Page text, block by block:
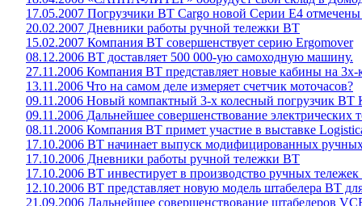
17.05.2007 Погрузчики ВТ Cargo новой Серии Е4
20.02.2007 Дневники работы ручной тележки ВТ
15.02.2007 Компания BT совершенствует серию Ergomover
08.12.2006 BT доставляет 500 000-ую самоходную машину.
27.11.2006 Компания BT представляет новые кабины на
13.11.2006 Что на самом деле измеряет счетчик моточасов?
09.11.2006 Новый компактный 3-х колесный погрузчик BT
09.11.2006 Дальнейшее совершенствование электрических
08.11.2006 Компания BT примет участие в выставке
17.10.2006 ВТ начинает выпуск модифицированных
17.10.2006 Дневники работы ручной тележки ВТ
17.10.2006 ВТ инвестирует в производство ручных
12.10.2006 BT представляет новую модель штабелера ВТ
21.09.2006 Дальнейшее совершенствование штабелеров